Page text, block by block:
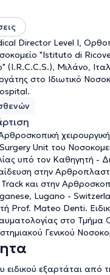
και γόνατος M.I.S. Fast
του νοσοκομείου
- Δ/ντή Prof.
του τίτλου
χρόνου στο, Minimal
GSD, Milano – Italy
ντής Prof. Pietro
στο Πανεπιστημιακό
εισαγωγικών
την E.U. με Διευθυντή
Στο πρώτο έτος της
υπό τον Διευθυντή τον
διαδίκτυο υπάρχουν
Συνεργάζεται με το
"Μητέρα"
συνεργάτης.
και στη Νέα Σμύρνη.
Director Level I,
"Istituto di
Μιλάνο,
στο Ιδιωτικό
Unit του
υπό τον Καθηγητή -
στην
και στην
Lugano -
Prof. Mateo Denti.
στο Τμήμα
Γενικού
ειδικού εξαρτάται από